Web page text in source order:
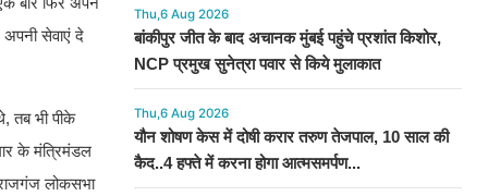
अपनी सेवाएं दे
तब भी पीके
के मंत्रिमंडल
लोकसभा
Thu,6 Aug 2026
बांकीपुर जीत के बाद अचानक मुंबई पहुंचे प्रशांत किशोर,
NCP प्रमुख सुनेत्रा पवार से किये मुलाकात
Thu,6 Aug 2026
यौन शोषण केस में दोषी करार तरुण तेजपाल, 10 साल की
कैद..4 हफ्ते में करना होगा आत्मसमर्पण...